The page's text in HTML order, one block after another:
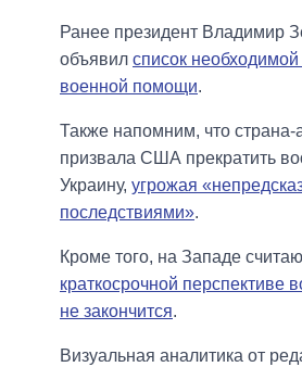
Ранее президент Владимир
объявил список
военной помощи.
Также напомним, что страна-
призвала США прекратить
Украину, угрожая
последствиями».
Кроме того, на Западе
краткосрочной перспективе
не закончится.
Визуальная аналитика от